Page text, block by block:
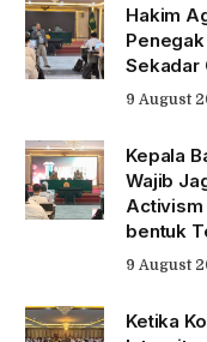
Hakim
Sekadar
9 August
Kepala
Wajib
Activism
bentuk
9 August
Ketika